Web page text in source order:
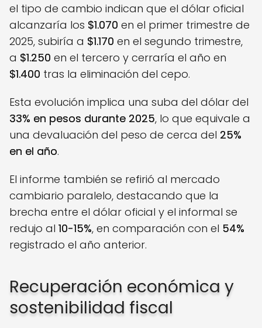
el tipo de cambio indican que el dólar oficial
alcanzaría los $1.070 en el primer trimestre de
2025, subiría a $1.170 en el segundo trimestre,
a $1.250 en el tercero y cerraría el año en
$1.400 tras la eliminación del cepo.
Esta evolución implica una suba del dólar del
33% en pesos durante 2025, lo que equivale a
una devaluación del peso de cerca del 25%
en el año.
El informe también se refirió al mercado
cambiario paralelo, destacando que la
brecha entre el dólar oficial y el informal se
redujo al 10-15%, en comparación con el 54%
registrado el año anterior.
Recuperación económica y
sostenibilidad fiscal